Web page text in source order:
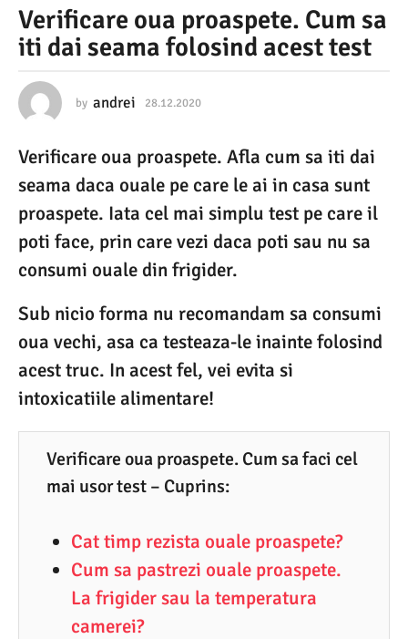
8
.
2
2
0
2
0
2
8
2
Verificare oua proaspete. Cum sa
iti dai seama folosind acest test
by andrei 28.12.2020
1
.
2
0
2
Verificare oua proaspete. Afla cum sa iti dai
seama daca ouale pe care le ai in casa sunt
proaspete. Iata cel mai simplu test pe care il
poti face, prin care vezi daca poti sau nu sa
consumi ouale din frigider.
Sub nicio forma nu recomandam sa consumi
oua vechi, asa ca testeaza-le inainte folosind
acest truc. In acest fel, vei evita si
intoxicatiile alimentare!
Verificare oua proaspete. Cum sa faci cel
mai usor test – Cuprins:
Cat timp rezista ouale proaspete?
Cum sa pastrezi ouale proaspete.
La frigider sau la temperatura
camerei?